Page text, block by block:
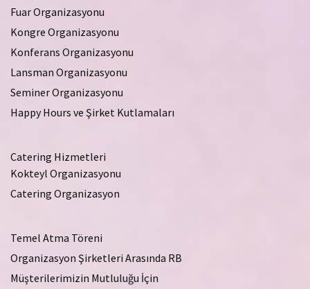
Fuar Organizasyonu
Kongre Organizasyonu
Konferans Organizasyonu
Lansman Organizasyonu
Seminer Organizasyonu
Happy Hours ve Şirket Kutlamaları
Catering Hizmetleri
Kokteyl Organizasyonu
Catering Organizasyon
Temel Atma Töreni
Organizasyon Şirketleri Arasında RB
Müşterilerimizin Mutluluğu İçin